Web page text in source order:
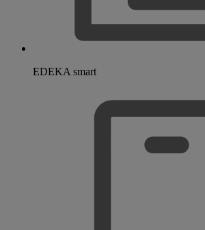
EDEKA smart